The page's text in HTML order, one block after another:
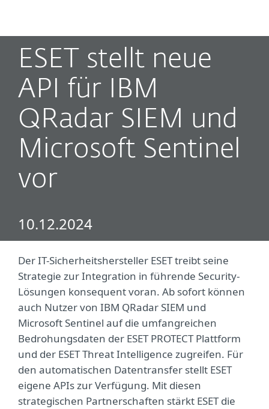
ESET stellt neue
API für IBM
QRadar SIEM und
Microsoft Sentinel
vor
10.12.2024
Der IT-Sicherheitshersteller ESET treibt seine
Strategie zur Integration in führende Security-
Lösungen konsequent voran. Ab sofort können
auch Nutzer von IBM QRadar SIEM und
Microsoft Sentinel auf die umfangreichen
Bedrohungsdaten der ESET PROTECT Plattform
und der ESET Threat Intelligence zugreifen. Für
den automatischen Datentransfer stellt ESET
eigene APIs zur Verfügung. Mit diesen
strategischen Partnerschaften stärkt ESET die